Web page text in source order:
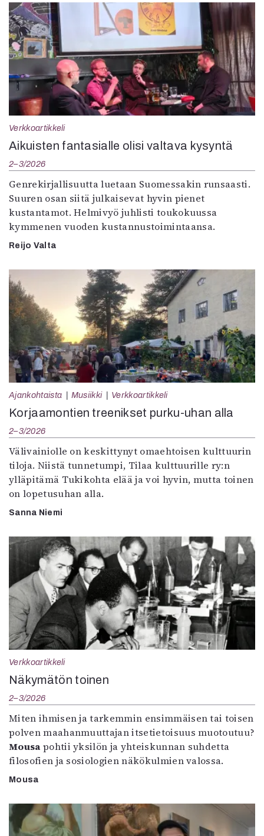
Verkkoartikkeli
Aikuisten fantasialle olisi valtava kysyntä
2–3/2026
Genrekirjallisuutta luetaan Suomessakin runsaasti.
Suuren osan siitä julkaisevat hyvin pienet
kustantamot. Helmivyö juhlisti toukokuussa
kymmenen vuoden kustannustoimintaansa.
Reijo Valta
Ajankohtaista Musiikki Verkkoartikkeli
Korjaamontien treenikset purku-uhan alla
2–3/2026
Välivainiolle on keskittynyt omaehtoisen kulttuurin
tiloja. Niistä tunnetumpi, Tilaa kulttuurille ry:n
ylläpitämä Tukikohta elää ja voi hyvin, mutta toinen
on lopetusuhan alla.
Sanna Niemi
Verkkoartikkeli
Näkymätön toinen
2–3/2026
Miten ihmisen ja tarkemmin ensimmäisen tai toisen
polven maahanmuuttajan itsetietoisuus muotoutuu?
Mousa pohtii yksilön ja yhteiskunnan suhdetta
filosofien ja sosiologien näkökulmien valossa.
Mousa